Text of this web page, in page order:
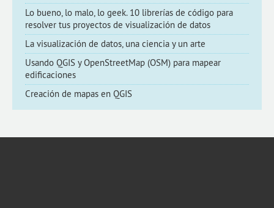
Lo bueno, lo malo, lo geek. 10 librerías de código para
resolver tus proyectos de visualización de datos
La visualización de datos, una ciencia y un arte
Usando QGIS y OpenStreetMap (OSM) para mapear
edificaciones
Creación de mapas en QGIS